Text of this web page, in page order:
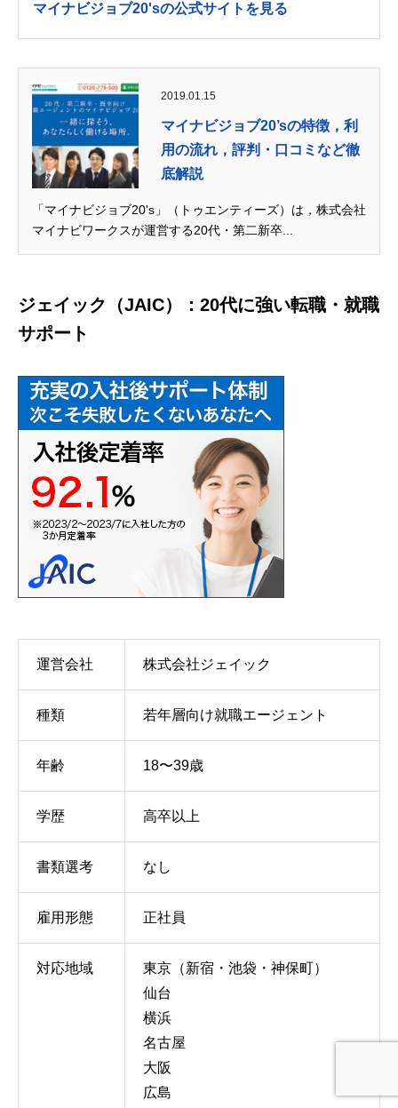
マイナビジョブ20'sの公式サイトを見る
2019.01.15
マイナビジョブ20’sの特徴，利
用の流れ，評判・口コミなど徹
底解説
「マイナビジョブ20's」（トゥエンティーズ）は，株式会社
マイナビワークスが運営する20代・第二新卒...
ジェイック（JAIC）：20代に強い転職・就職
サポート
運営会社 株式会社ジェイック
種類 若年層向け就職エージェント
年齢 18〜39歳
学歴 高卒以上
書類選考 なし
雇用形態 正社員
対応地域
東京（新宿・池袋・神保町）
仙台
横浜
名古屋
大阪
広島